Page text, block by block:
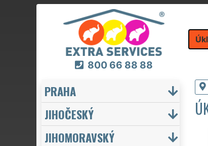
800 66 88 88
PRAHA
JIHOČESKÝ
JIHOMORAVSKÝ